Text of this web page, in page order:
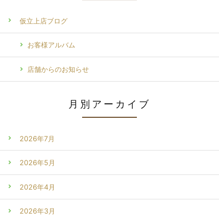
仮立上店ブログ
お客様アルバム
店舗からのお知らせ
月別アーカイブ
2026年7月
2026年5月
2026年4月
2026年3月